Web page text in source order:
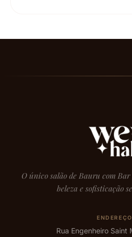
O único salão de Bauru com
beleza e sofisticação
ENDEREÇO
Rua Engenheiro Saint